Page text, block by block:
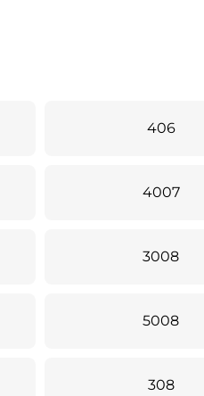
406
4007
3008
5008
308